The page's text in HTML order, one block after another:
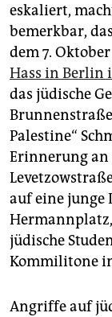
eskaliert,
bemerkbar,
dem 7. Oktober
Hass in Berlin
das jüdische
Brunnenstraße
Palestine“
Erinnerung an
auf eine junge
jüdische
Kommilitone
Angriffe auf